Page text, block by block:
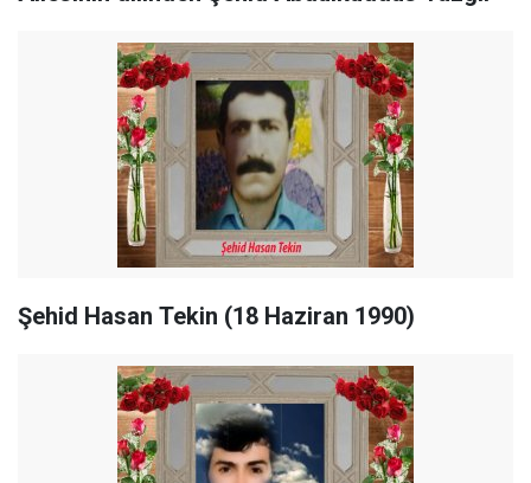
Şehid Hasan Tekin (18 Haziran 1990)